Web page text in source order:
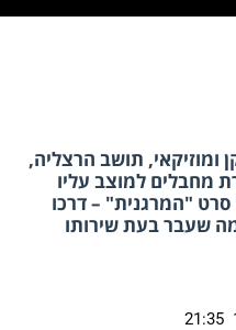
39 שחקן ומוזיקאי, תושב הרצליה,
למוצב עליו
"המרגנית" – דרכו
בעת שירותו